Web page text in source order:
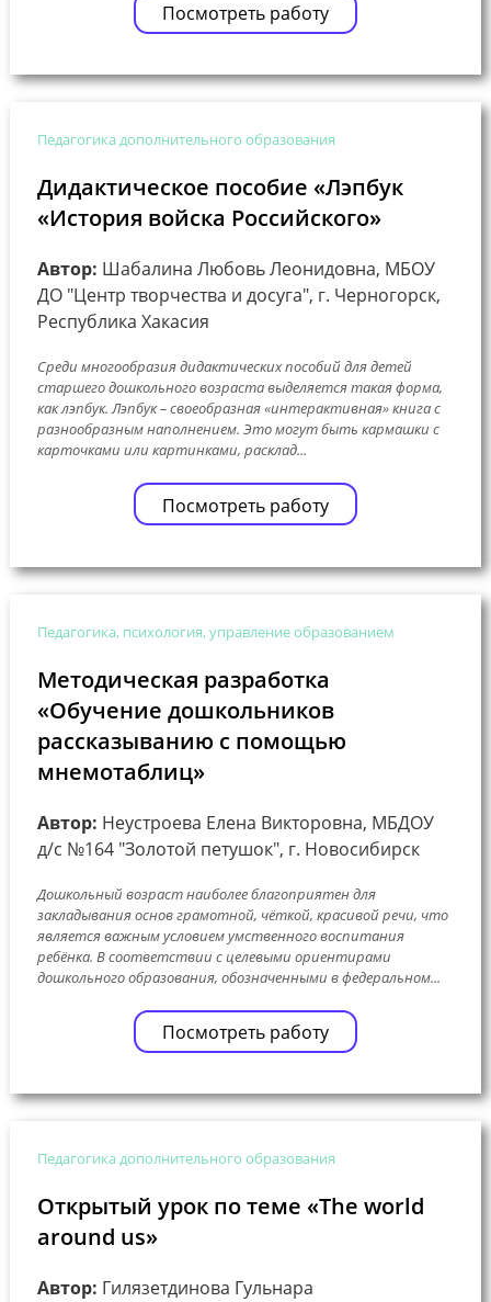
Посмотреть работу
Педагогика дополнительного образования
Дидактическое пособие «Лэпбук
«История войска Российского»
Автор: Шабалина Любовь Леонидовна, МБОУ
ДО "Центр творчества и досуга", г. Черногорск,
Республика Хакасия
Среди многообразия дидактических пособий для детей
старшего дошкольного возраста выделяется такая форма,
как лэпбук. Лэпбук – своеобразная «интерактивная» книга с
разнообразным наполнением. Это могут быть кармашки с
карточками или картинками, расклад...
Посмотреть работу
Педагогика, психология, управление образованием
Методическая разработка
«Обучение дошкольников
рассказыванию с помощью
мнемотаблиц»
Автор: Неустроева Елена Викторовна, МБДОУ
д/с №164 "Золотой петушок", г. Новосибирск
Дошкольный возраст наиболее благоприятен для
закладывания основ грамотной, чёткой, красивой речи, что
является важным условием умственного воспитания
ребёнка. В соответствии с целевыми ориентирами
дошкольного образования, обозначенными в федеральном...
Посмотреть работу
Педагогика дополнительного образования
Открытый урок по теме «The world
around us»
Автор: Гилязетдинова Гульнара